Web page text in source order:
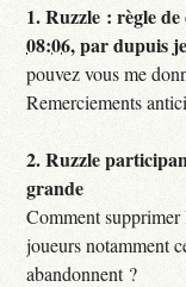
1.Ruzzle : règle
08:06,pardupuis
pouvez vous me
Remerciements
2.Ruzzle
grande
Comment
joueurs notamment
abandonnent ?